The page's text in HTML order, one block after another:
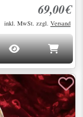
69,00€
inkl. MwSt. zzgl. Versand